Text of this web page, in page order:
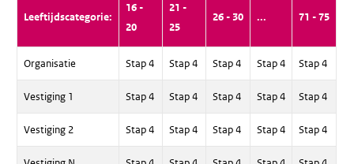
Leeftijdscategorie:
16 -
20
21 -
25
26 - 30 ... 71 - 75
Organisatie Stap 4 Stap 4 Stap 4 Stap 4 Stap 4
Vestiging 1 Stap 4 Stap 4 Stap 4 Stap 4 Stap 4
Vestiging 2 Stap 4 Stap 4 Stap 4 Stap 4 Stap 4